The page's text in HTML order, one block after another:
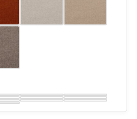
Wybierz Wybierz
Wybierz Wybierz